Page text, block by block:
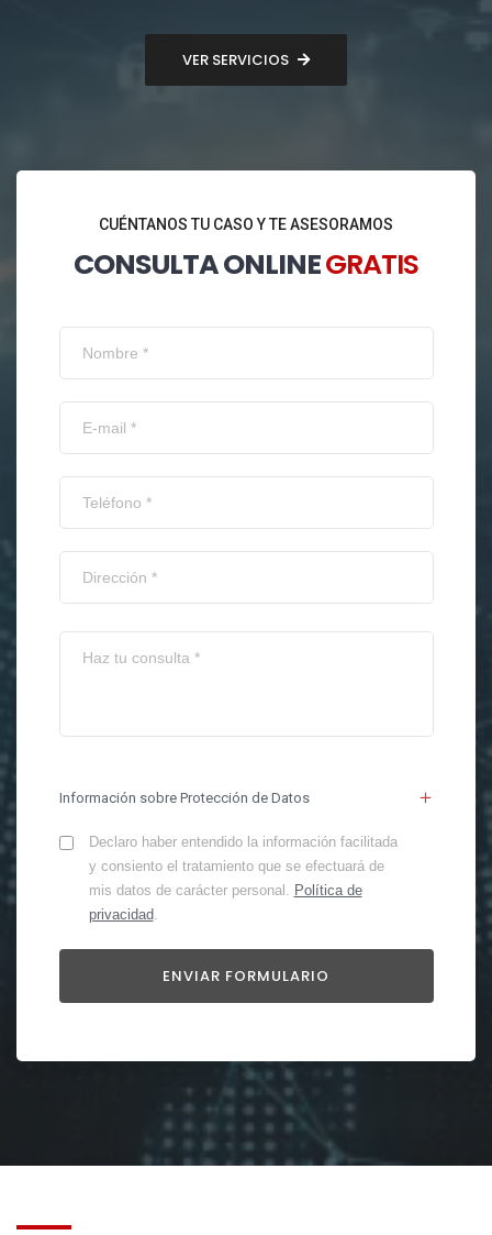
VER SERVICIOS
CUÉNTANOS TU CASO Y TE ASESORAMOS
CONSULTA ONLINEGRATIS
Información sobre Protección de Datos
Declaro haber entendido la información facilitada
y consiento el tratamiento que se efectuará de
mis datos de carácter personal. Política de
privacidad.